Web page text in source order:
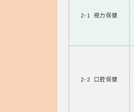
2-1 視力保健
2-2 口腔保健